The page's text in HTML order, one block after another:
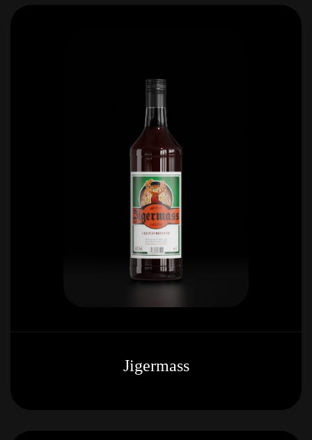
Jigermass